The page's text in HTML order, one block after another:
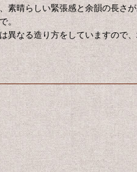
素晴らしい緊張感と余韻の長さが
。
異なる造り方をしていますので